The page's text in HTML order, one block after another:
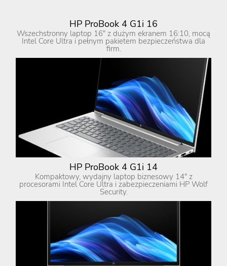
HP ProBook 4 G1i 16
Wszechstronny laptop 16″ z dużym ekranem 16:10, mocą
Intel Core Ultra i pełnym pakietem bezpieczeństwa dla
firm.
HP ProBook 4 G1i 14
Kompaktowy, wydajny laptop biznesowy 14″ z
procesorami Intel Core Ultra i zabezpieczeniami HP Wolf
Security.